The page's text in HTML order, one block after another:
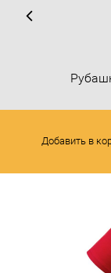
Добавить в